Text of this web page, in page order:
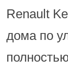
Renault
дома по